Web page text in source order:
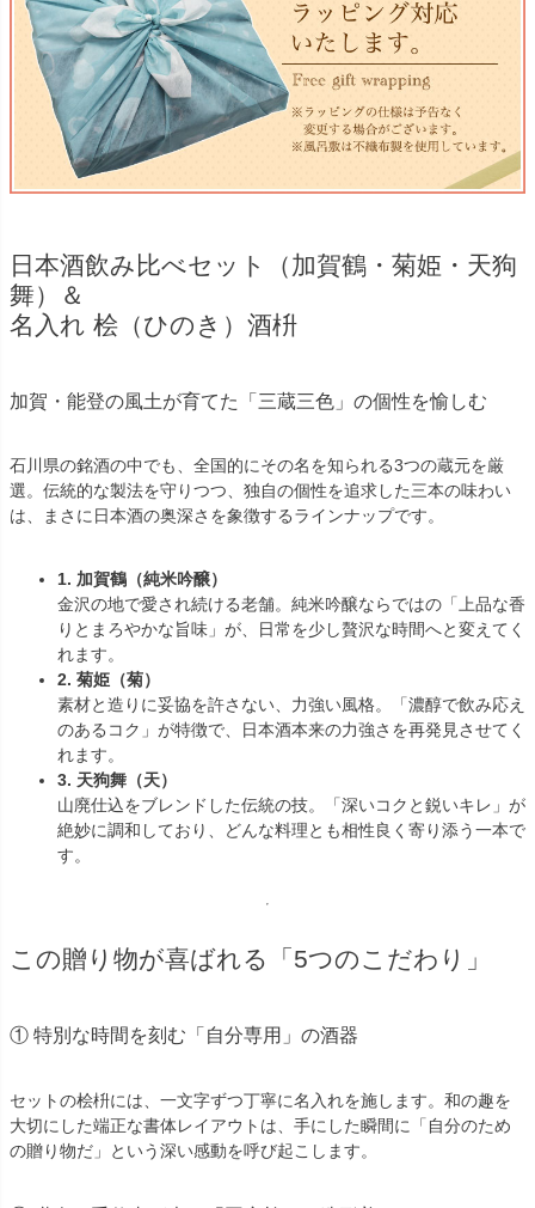
日本酒飲み比べセット（加賀鶴・菊姫・天狗
舞）＆
名入れ 桧（ひのき）酒枡
加賀・能登の風土が育てた「三蔵三色」の個性を愉しむ
石川県の銘酒の中でも、全国的にその名を知られる3つの蔵元を厳
選。伝統的な製法を守りつつ、独自の個性を追求した三本の味わい
は、まさに日本酒の奥深さを象徴するラインナップです。
1. 加賀鶴（純米吟醸）
金沢の地で愛され続ける老舗。純米吟醸ならではの「上品な香
りとまろやかな旨味」が、日常を少し贅沢な時間へと変えてく
れます。
2. 菊姫（菊）
素材と造りに妥協を許さない、力強い風格。「濃醇で飲み応え
のあるコク」が特徴で、日本酒本来の力強さを再発見させてく
れます。
3. 天狗舞（天）
山廃仕込をブレンドした伝統の技。「深いコクと鋭いキレ」が
絶妙に調和しており、どんな料理とも相性良く寄り添う一本で
す。
この贈り物が喜ばれる「5つのこだわり」
① 特別な時間を刻む「自分専用」の酒器
セットの桧枡には、一文字ずつ丁寧に名入れを施します。和の趣を
大切にした端正な書体レイアウトは、手にした瞬間に「自分のため
の贈り物だ」という深い感動を呼び起こします。